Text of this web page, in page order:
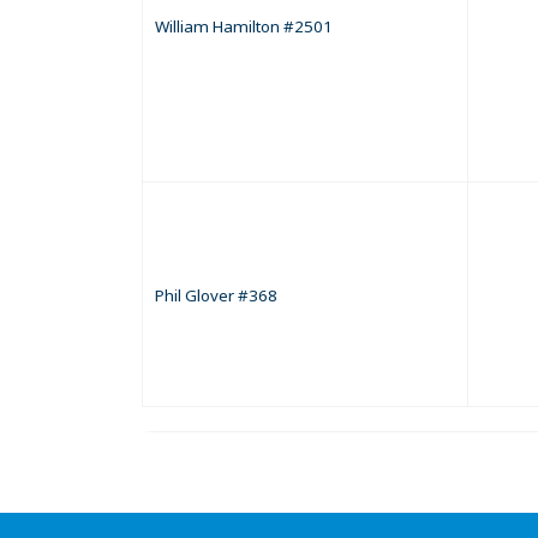
William Hamilton #2501
Phil Glover #368